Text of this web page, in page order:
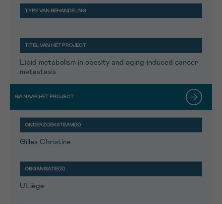
Lipid metabolism in obesity and aging-induced cancer
metastasis
Gilles Christine
ULiège